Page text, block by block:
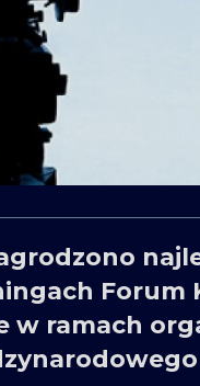
Forum
w ramach